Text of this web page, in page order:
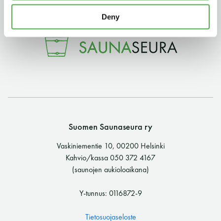
Deny
3kk kortti - M / N
275€ / 115€
Vuosikortti - M / N
695€ / 275€
Suomen Saunaseura ry
Vaskiniementie 10, 00200 Helsinki
(saunojen aukioloaikana)
Suomen Saunaseura ry
Vaskiniementie 10, 00200 Helsinki
Kahvio/kassa 050 372 4167
(saunojen aukioloaikana)
Y-tunnus: 0116872-9
Tietosuojaseloste